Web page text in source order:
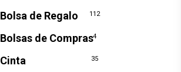
Bolsa de Regalo 112
Bolsas de Compras4
Cinta 35